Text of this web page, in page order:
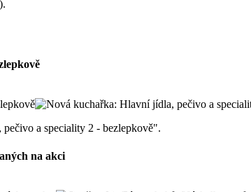
a speciality 2 - bezlepkově".
na akci